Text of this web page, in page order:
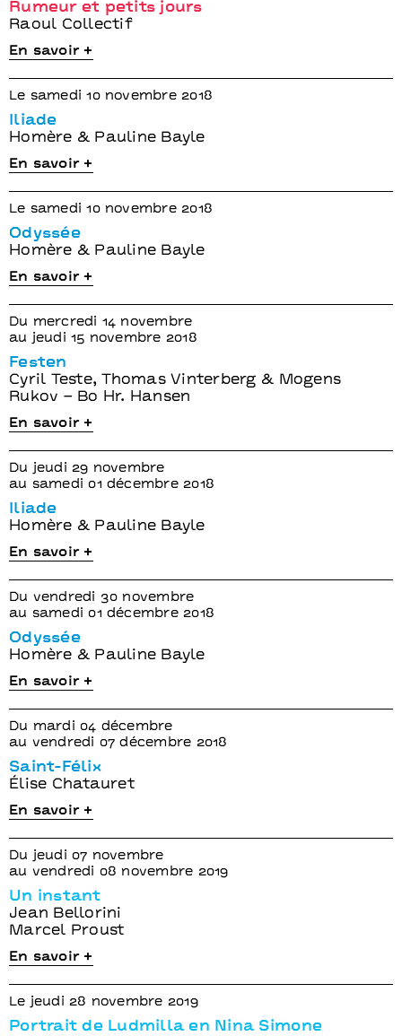
Rumeur et petits jours
Raoul Collectif
En savoir +
Le samedi 10 novembre 2018
Iliade
Homère & Pauline Bayle
En savoir +
Le samedi 10 novembre 2018
Odyssée
Homère & Pauline Bayle
En savoir +
Du mercredi 14 novembre
au jeudi 15 novembre 2018
Festen
Cyril Teste, Thomas Vinterberg & Mogens
Rukov – Bo Hr. Hansen
En savoir +
Du jeudi 29 novembre
au samedi 01 décembre 2018
Iliade
Homère & Pauline Bayle
En savoir +
Du vendredi 30 novembre
au samedi 01 décembre 2018
Odyssée
Homère & Pauline Bayle
En savoir +
Du mardi 04 décembre
au vendredi 07 décembre 2018
Saint-Félix
Élise Chatauret
En savoir +
Du jeudi 07 novembre
au vendredi 08 novembre 2019
Un instant
Jean Bellorini
Marcel Proust
En savoir +
Le jeudi 28 novembre 2019
Portrait de Ludmilla en Nina Simone